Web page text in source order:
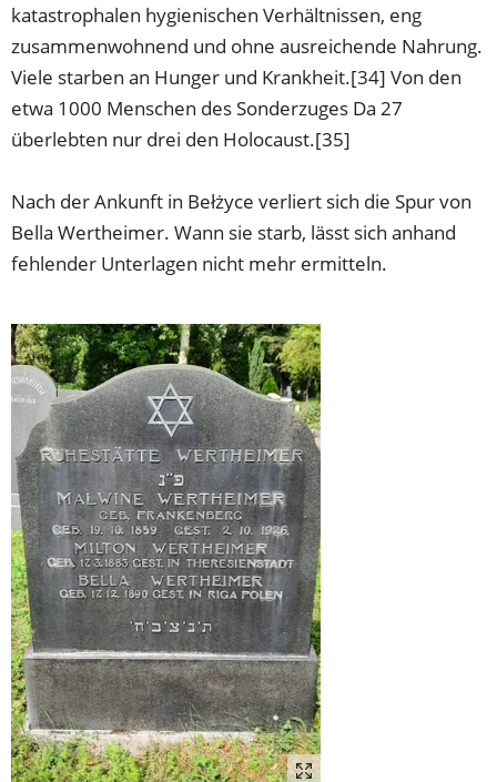
katastrophalen hygienischen Verhältnissen, eng
zusammenwohnend und ohne ausreichende Nahrung.
Viele starben an Hunger und Krankheit.[34] Von den
etwa 1000 Menschen des Sonderzuges Da 27
überlebten nur drei den Holocaust.[35]
Nach der Ankunft in Bełżyce verliert sich die Spur von
Bella Wertheimer. Wann sie starb, lässt sich anhand
fehlender Unterlagen nicht mehr ermitteln.